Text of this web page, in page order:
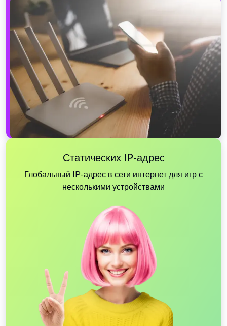
Статических IP-адрес
Глобальный IP-адрес в сети интернет для игр с
несколькими устройствами